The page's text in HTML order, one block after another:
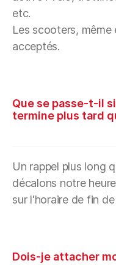
etc.
Les scooters,
acceptés.
Que se passe-t-il
termine plus tard
Un rappel plus long
décalons notre
sur l'horaire de fin
Dois-je attacher